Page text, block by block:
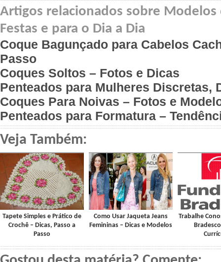
Artigos relacionados sobre Modelos
Festas e para o Dia a Dia
Coque Bagunçado para Cabelos
Passo
Coques Soltos – Fotos e Dicas
Penteados para Mulheres Discretas,
Coques Para Noivas – Fotos e
Penteados para Formatura –
Veja Também:
Tapete Simples e Prático de
Crochê – Dicas, Passo a
Passo
Como Usar Jaqueta Jeans
Femininas – Dicas e Modelos
Trabalhe